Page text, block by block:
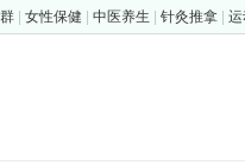
女性保健 中医养生 针灸推拿